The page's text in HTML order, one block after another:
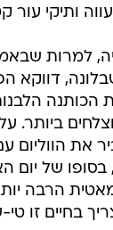
ותיקי עור
למרות
דווקא
הכותנה
את הווליום
בסופו של יום
הרבה
בחיים זו